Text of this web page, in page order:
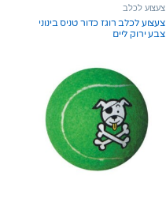
t
f
5
צעצוע לכלב
צעצוע לכלב רוגז כדור טניס בינוני
צבע ירוק ליים